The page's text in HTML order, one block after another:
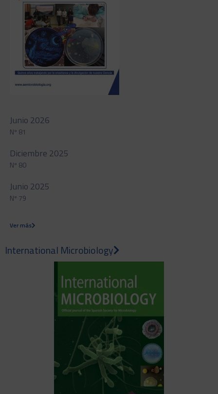
Junio 2026
Nº 81
Diciembre 2025
Nº 80
Junio 2025
Nº 79
Ver más
International Microbiology